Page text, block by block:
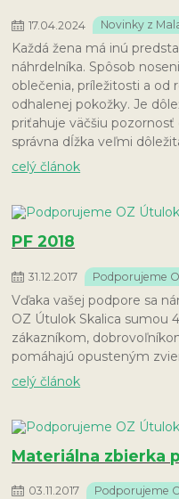
17. 04. 2024 Novinky z
Každá žena má inú
náhrdelníka. Spôsob
oblečenia, príležitosti a od
odhalenej pokožky. Je
priťahuje väčšiu
správna dĺžka veľmi
celý článok
PF 2018
31.12.2017 Podporujeme
Vďaka vašej podpore sa
OZ Útulok Skalica sumou
zákazníkom,
pomáhajú opusteným
celý článok
Materiálna zbierka
03.11.2017 Podporujeme